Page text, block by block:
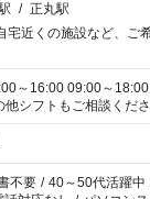
/ 正丸駅
近くの施設など、ご
～16:00 09:00～18:00
シフトもご相談くださ
不要 / 40～50代活躍中